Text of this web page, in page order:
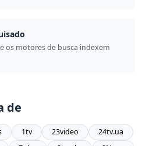
os motores de busca indexem
de
1tv 23video
24tv.ua